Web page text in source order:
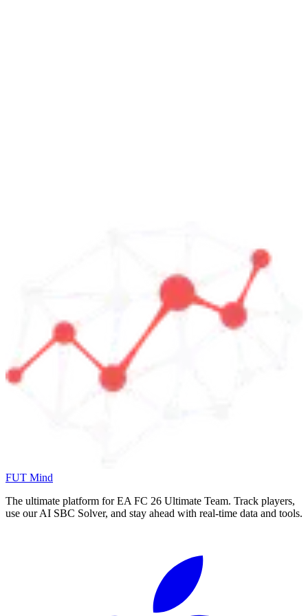
FUT Mind
The ultimate platform for EA FC 26 Ultimate Team. Track players,
use our AI SBC Solver, and stay ahead with real-time data and tools.